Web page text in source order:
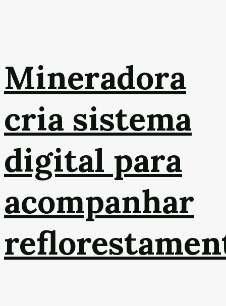
Mineradora
cria sistema
digital para
acompanhar